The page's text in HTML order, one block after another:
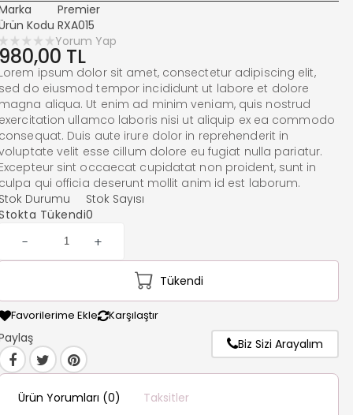
Premier
Kodu RXA015
Yorum Yap
TL
ipsum dolor sit amet, consectetur adipiscing elit,
do eiusmod tempor incididunt ut labore et dolore
aliqua. Ut enim ad minim veniam, quis nostrud
ullamco laboris nisi ut aliquip ex ea commodo
Duis aute irure dolor in reprehenderit in
velit esse cillum dolore eu fugiat nulla pariatur.
sint occaecat cupidatat non proident, sunt in
qui officia deserunt mollit anim id est laborum.
Durumu
Tükendi
Stok Sayısı
0
- +
Tükendi
Favorilerime Ekle Karşılaştır
Biz Sizi Arayalım
Ürün Yorumları (0) Taksitler